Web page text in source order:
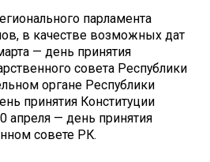
парламента
в качестве возможных дат
— день принятия
совета Республики
органе Республики
принятия Конституции
апреля — день принятия
совете РК.